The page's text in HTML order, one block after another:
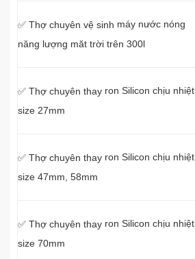
✅ Thợ chuyên vệ sinh máy nước nóng
năng lượng măt trời trên 300l
✅ Thợ chuyên thay ron Silicon chịu nhiệt
size 27mm
✅ Thợ chuyên thay ron Silicon chịu nhiệt
size 47mm, 58mm
✅ Thợ chuyên thay ron Silicon chịu nhiệt
size 70mm